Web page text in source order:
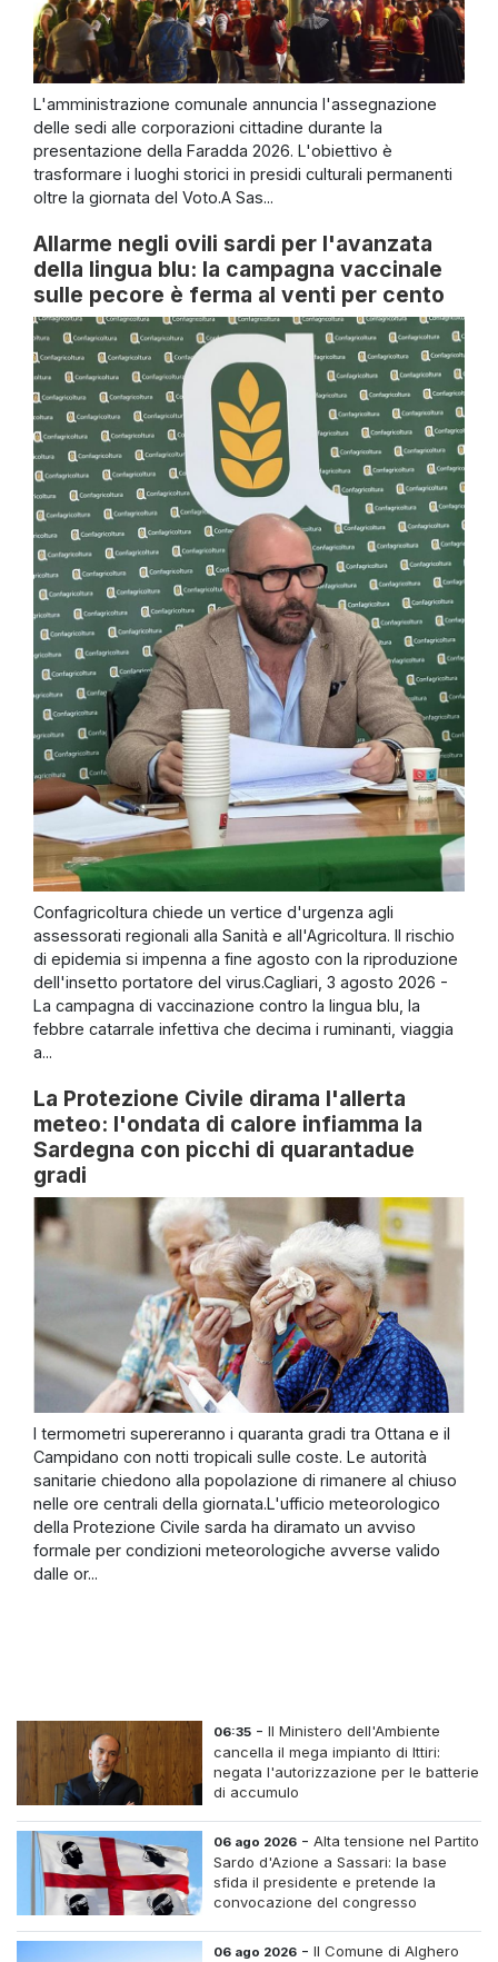
L'amministrazione comunale annuncia l'assegnazione
delle sedi alle corporazioni cittadine durante la
presentazione della Faradda 2026. L'obiettivo è
trasformare i luoghi storici in presidi culturali permanenti
oltre la giornata del Voto.A Sas...
Allarme negli ovili sardi per l'avanzata
della lingua blu: la campagna vaccinale
sulle pecore è ferma al venti per cento
Confagricoltura chiede un vertice d'urgenza agli
assessorati regionali alla Sanità e all'Agricoltura. Il rischio
di epidemia si impenna a fine agosto con la riproduzione
dell'insetto portatore del virus.Cagliari, 3 agosto 2026 -
La campagna di vaccinazione contro la lingua blu, la
febbre catarrale infettiva che decima i ruminanti, viaggia
a...
La Protezione Civile dirama l'allerta
meteo: l'ondata di calore infiamma la
Sardegna con picchi di quarantadue
gradi
I termometri supereranno i quaranta gradi tra Ottana e il
Campidano con notti tropicali sulle coste. Le autorità
sanitarie chiedono alla popolazione di rimanere al chiuso
nelle ore centrali della giornata.L'ufficio meteorologico
della Protezione Civile sarda ha diramato un avviso
formale per condizioni meteorologiche avverse valido
dalle or...
06:35 -Il Ministero dell'Ambiente
cancella il mega impianto di Ittiri:
negata l'autorizzazione per le batterie
di accumulo
06 ago 2026 -Alta tensione nel Partito
Sardo d'Azione a Sassari: la base
sfida il presidente e pretende la
convocazione del congresso
06 ago 2026 -Il Comune di Alghero